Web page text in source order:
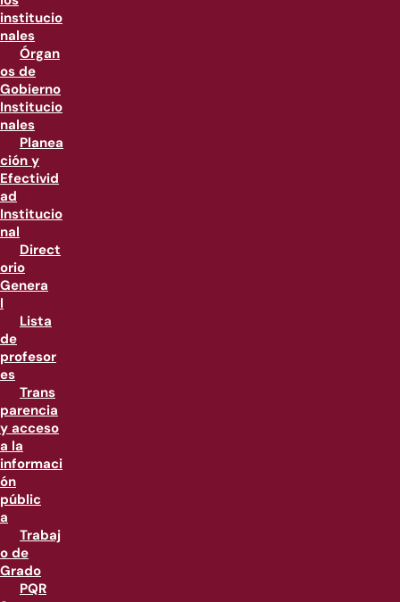
institucio
nales
Órgan
os de
Gobierno
Institucio
nales
Planea
ción y
Efectivid
ad
Institucio
nal
Direct
orio
Genera
l
Lista
de
profesor
es
Trans
parencia
y acceso
a la
informaci
ón
públic
a
Trabaj
o de
Grado
PQR